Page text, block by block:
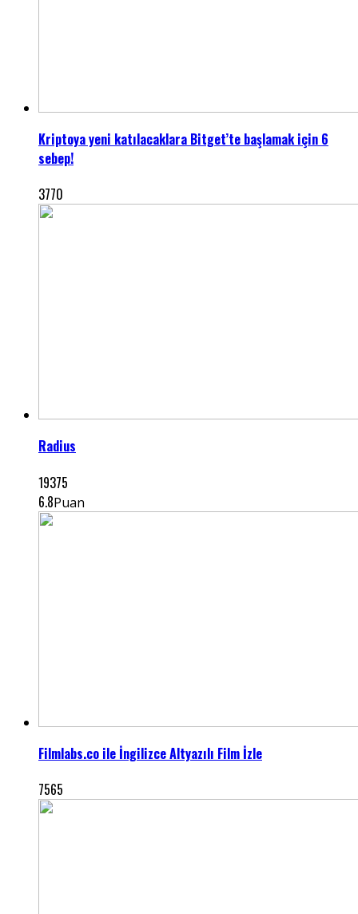
Kriptoya yeni katılacaklara Bitget’te başlamak için 6
sebep!
3770
Radius
19375
6.8Puan
Filmlabs.co ile İngilizce Altyazılı Film İzle
7565